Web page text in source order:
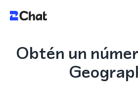
Obtén un